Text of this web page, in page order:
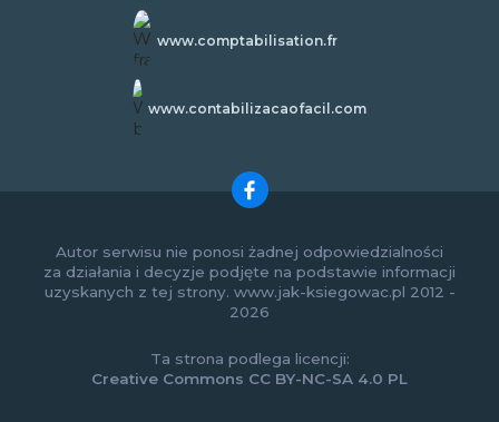
www.comptabilisation.fr
www.contabilizacaofacil.com
Autor serwisu nie ponosi żadnej odpowiedzialności
za działania i decyzje podjęte na podstawie informacji
uzyskanych z tej strony. www.jak-ksiegowac.pl 2012 -
2026
Ta strona podlega licencji:
Creative Commons CC BY-NC-SA 4.0 PL